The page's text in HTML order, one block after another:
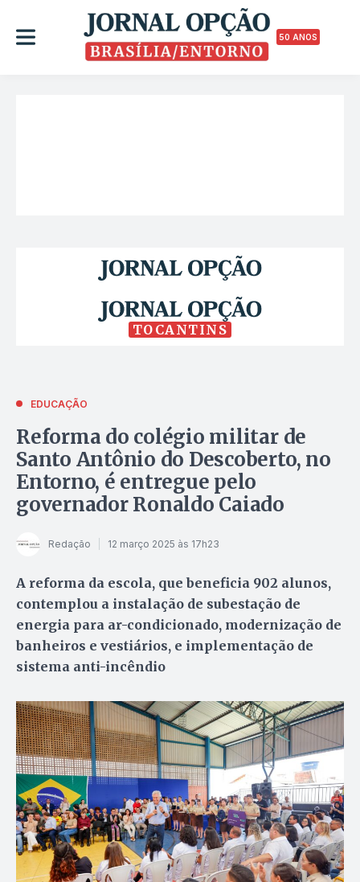
50 ANOS
TOCANTINS
EDUCAÇÃO
Reforma do colégio militar de
Santo Antônio do Descoberto, no
Entorno, é entregue pelo
governador Ronaldo Caiado
Redação 12 março 2025 às 17h23
A reforma da escola, que beneficia 902 alunos,
contemplou a instalação de subestação de
energia para ar-condicionado, modernização de
banheiros e vestiários, e implementação de
sistema anti-incêndio